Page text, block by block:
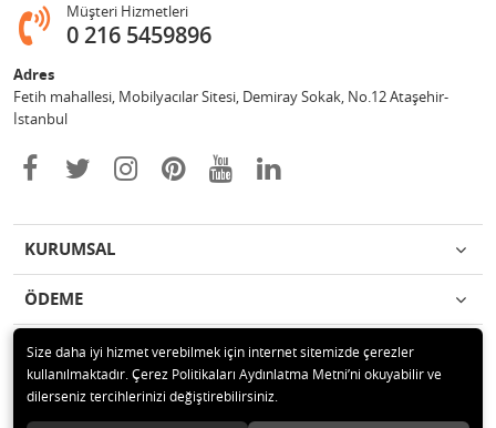
Müşteri Hizmetleri
0 216 5459896
Adres
Fetih mahallesi, Mobilyacılar Sitesi, Demiray Sokak, No.12 Ataşehir-
İstanbul
KURUMSAL
ÖDEME
İLETİŞİM
© 2020 Leylek Mağazacılık Hizmetleri Ltd. Şti. Tüm hakları saklıdır.
Size daha iyi hizmet verebilmek için internet sitemizde çerezler
kullanılmaktadır. Çerez Politikaları Aydınlatma Metni’ni okuyabilir ve
dilerseniz tercihlerinizi değiştirebilirsiniz.